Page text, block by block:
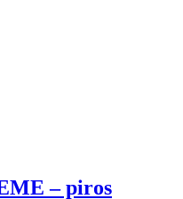
– piros